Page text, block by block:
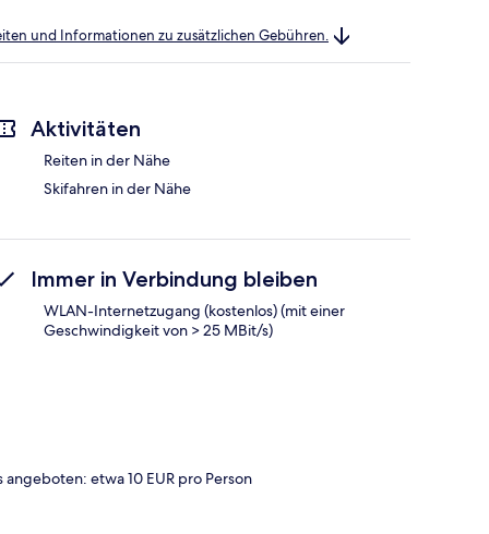
und Informationen zu zusätzlichen Gebühren.
Aktivitäten
Reiten in der Nähe
Skifahren in der Nähe
Immer in Verbindung bleiben
WLAN-Internetzugang (kostenlos) (mit einer
Geschwindigkeit von > 25 MBit/s)
etwa 10 EUR pro Person